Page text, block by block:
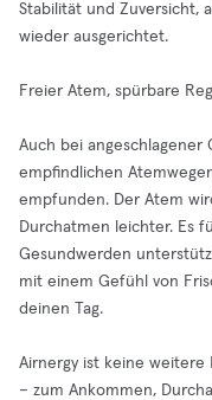
Stabilität und Zuversicht,
wieder ausgerichtet.
Freier Atem, spürbare
Auch bei angeschlagener
empfindlichen
empfunden. Der Atem
Durchatmen leichter. Es
Gesundwerden
mit einem Gefühl von
deinen Tag.
Airnergy ist keine
– zum Ankommen,